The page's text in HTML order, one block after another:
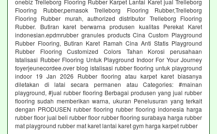
onebiz Trelleborg Flooring Rubber Karpet Lantai Karet jual Trelleborg
Flooring Rubber,pemasok Trelleborg Flooring Rubber,Trelleborg
Flooring Rubber murah, authorized distributor Trelleborg Flooring
Rubber. Butiran karet berwarna produsen kualitas Perekat Karet
indonesian.epdmrubber granules products Cina Custom Playground
Rubber Flooring, Butiran Karet Ramah Cina Anti Statis Playground
Rubber Flooring Customized Colors Tahan Korosi perusahaan
Istalisasi Rubber Flooring Untuk Playground Indoor For Your Journey
foyerjeunecordee.over blog istalisasi rubber flooring untuk playground
indoor 19 Jan 2026 Rubber flooring atau karpet karet biasanya
diletakan di latai secara permanen atau Categories: #mainan
playground, #jual rubber flooring Berbagai produsen yang jual rubber
flooring sudah memberikan warna, ukuran Penelusuran yang terkait
dengan PRODUSEN rubber flooring rubber flooring indonesia harga
rubber floor jual beli rubber floor rubber flooring surabaya harga rubber
mat playground rubber mat karet lantai karet gym harga karpet rubber